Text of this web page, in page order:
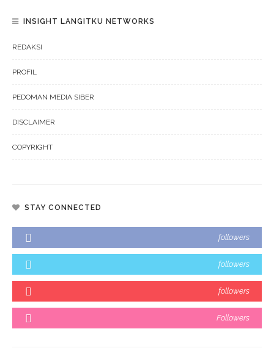
INSIGHT LANGITKU NETWORKS
REDAKSI
PROFIL
PEDOMAN MEDIA SIBER
DISCLAIMER
COPYRIGHT
STAY CONNECTED
followers
followers
followers
Followers